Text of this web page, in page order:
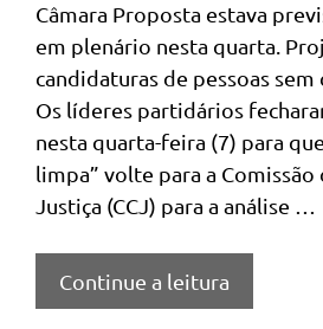
Câmara Proposta estava
em plenário nesta quarta.
candidaturas de pessoas sem
Os líderes partidários
nesta quarta-feira (7) para
limpa” volte para a
Justiça (CCJ) para a análise …
Continue a leitura